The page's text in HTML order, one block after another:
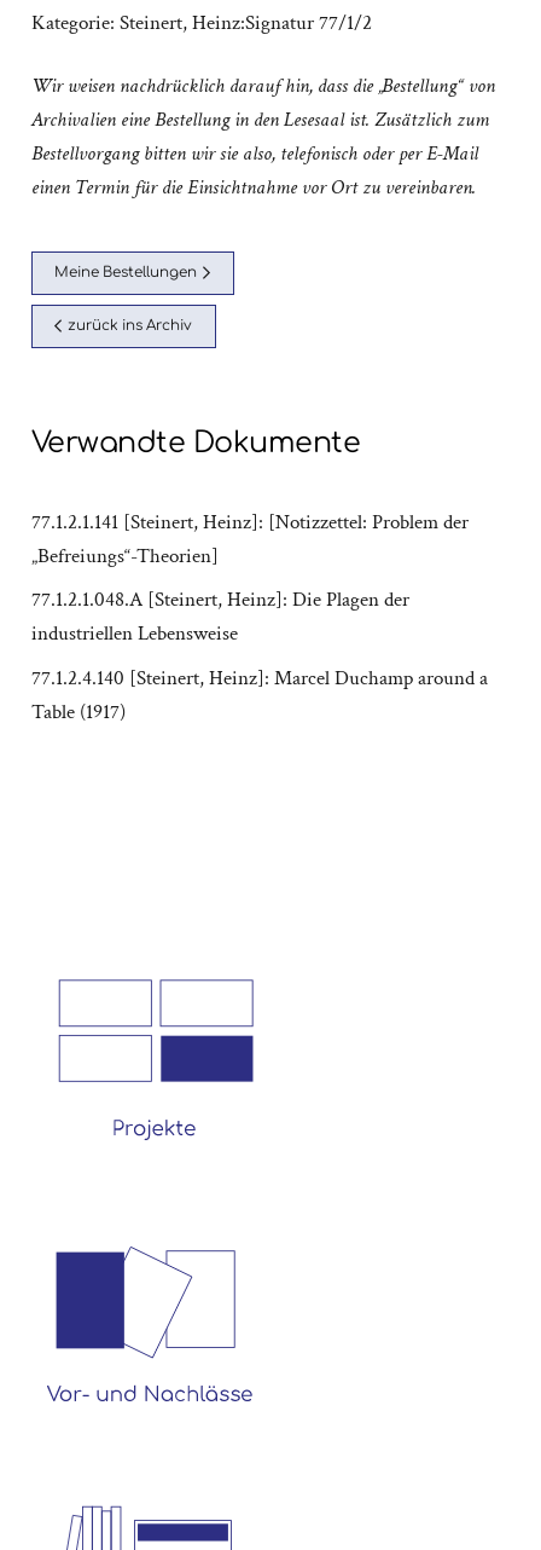
Kategorie: Steinert, Heinz:Signatur 77/1/2
Wir weisen nachdrücklich darauf hin, dass die „Bestellung“ von
Archivalien eine Bestellung in den Lesesaal ist. Zusätzlich zum
Bestellvorgang bitten wir sie also, telefonisch oder per E-Mail
einen Termin für die Einsichtnahme vor Ort zu vereinbaren.
Meine Bestellungen
zurück ins Archiv
Verwandte Dokumente
77.1.2.1.141 [Steinert, Heinz]: [Notizzettel: Problem der
„Befreiungs“-Theorien]
77.1.2.1.048.A [Steinert, Heinz]: Die Plagen der
industriellen Lebensweise
77.1.2.4.140 [Steinert, Heinz]: Marcel Duchamp around a
Table (1917)